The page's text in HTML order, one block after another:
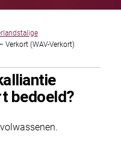
Verkort (WAV-Verkort)
bedoeld?